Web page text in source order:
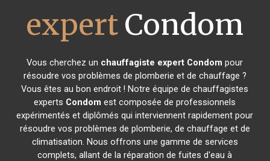
expertCondom
Vous cherchez un chauffagiste expert Condom pour
résoudre vos problèmes de plomberie et de chauffage ?
Vous êtes au bon endroit ! Notre équipe de chauffagistes
experts Condom est composée de professionnels
expérimentés et diplômés qui interviennent rapidement pour
résoudre vos problèmes de plomberie, de chauffage et de
climatisation. Nous offrons une gamme de services
complets, allant de la réparation de fuites d'eau à